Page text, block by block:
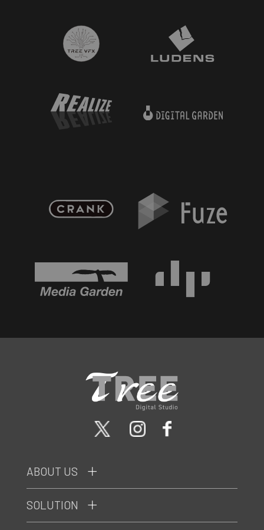
ABOUT US
SOLUTION